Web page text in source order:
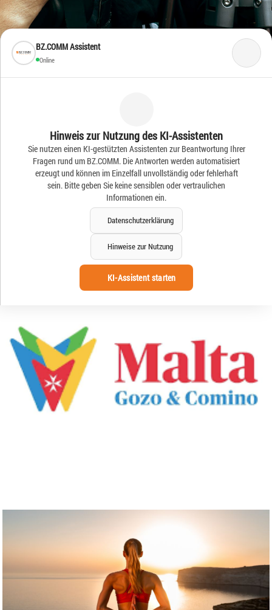
BZ.COMM Assistent
Online
Hinweis zur Nutzung des KI-Assistenten
Sie nutzen einen KI-gestützten Assistenten zur Beantwortung Ihrer
Fragen rund um BZ.COMM. Die Antworten werden automatisiert
erzeugt und können im Einzelfall unvollständig oder fehlerhaft
sein. Bitte geben Sie keine sensiblen oder vertraulichen
Informationen ein.
Datenschutzerklärung
Hinweise zur Nutzung
KI-Assistent starten
Frische Ideen – Frische
News